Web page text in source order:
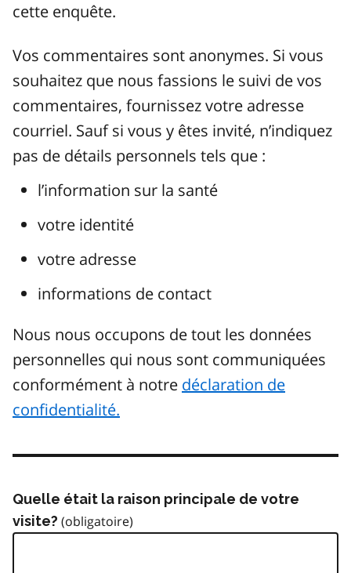
cette enquête.
Vos commentaires sont anonymes. Si vous
souhaitez que nous fassions le suivi de vos
commentaires, fournissez votre adresse
courriel. Sauf si vous y êtes invité, n’indiquez
pas de détails personnels tels que :
l’information sur la santé
votre identité
votre adresse
informations de contact
Nous nous occupons de tout les données
personnelles qui nous sont communiquées
conformément à notre déclaration de
confidentialité.
Quelle était la raison principale de votre
visite?